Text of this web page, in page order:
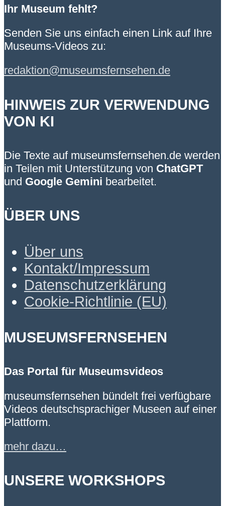
Ihr Museum fehlt?
Senden Sie uns einfach einen Link auf Ihre
Museums-Videos zu:
redaktion@museumsfernsehen.de
HINWEIS ZUR VERWENDUNG
VON KI
Die Texte auf museumsfernsehen.de werden
in Teilen mit Unterstützung von ChatGPT
und Google Gemini bearbeitet.
ÜBER UNS
Über uns
Kontakt/Impressum
Datenschutzerklärung
Cookie-Richtlinie (EU)
MUSEUMSFERNSEHEN
Das Portal für Museumsvideos
museumsfernsehen bündelt frei verfügbare
Videos deutschsprachiger Museen auf einer
Plattform.
mehr dazu…
UNSERE WORKSHOPS